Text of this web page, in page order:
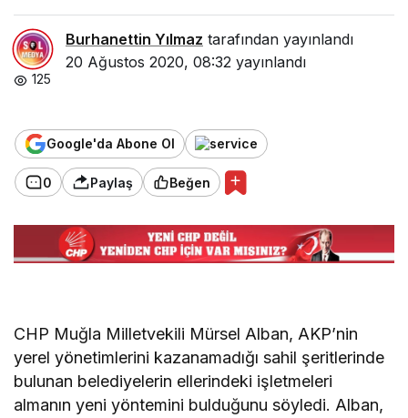
Burhanettin Yılmaz tarafından yayınlandı
20 Ağustos 2020, 08:32 yayınlandı
125
Google'da Abone Ol
0 Paylaş Beğen
CHP Muğla Milletvekili Mürsel Alban, AKP’nin
yerel yönetimlerini kazanamadığı sahil şeritlerinde
bulunan belediyelerin ellerindeki işletmeleri
almanın yeni yöntemini bulduğunu söyledi. Alban,